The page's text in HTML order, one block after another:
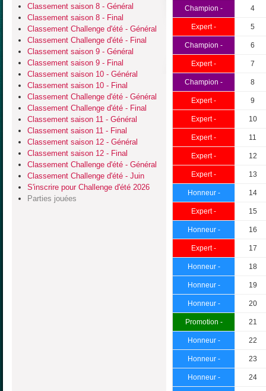
Classement saison 8 - Général
Classement saison 8 - Final
Classement Challenge d'été - Général
Classement Challenge d'été - Final
Classement saison 9 - Général
Classement saison 9 - Final
Classement saison 10 - Général
Classement saison 10 - Final
Classement Challenge d'été - Général
Classement Challenge d'été - Final
Classement saison 11 - Général
Classement saison 11 - Final
Classement saison 12 - Général
Classement saison 12 - Final
Classement Challenge d'été - Général
Classement Challenge d'été - Juin
S'inscrire pour Challenge d'été 2026
Parties jouées
Champion - 4
Expert - 5
Champion - 6
Expert - 7
Champion - 8
Expert - 9
Expert - 10
Expert - 11
Expert - 12
Expert - 13
Honneur - 14
Expert - 15
Honneur - 16
Expert - 17
Honneur - 18
Honneur - 19
Honneur - 20
Promotion - 21
Honneur - 22
Honneur - 23
Honneur - 24